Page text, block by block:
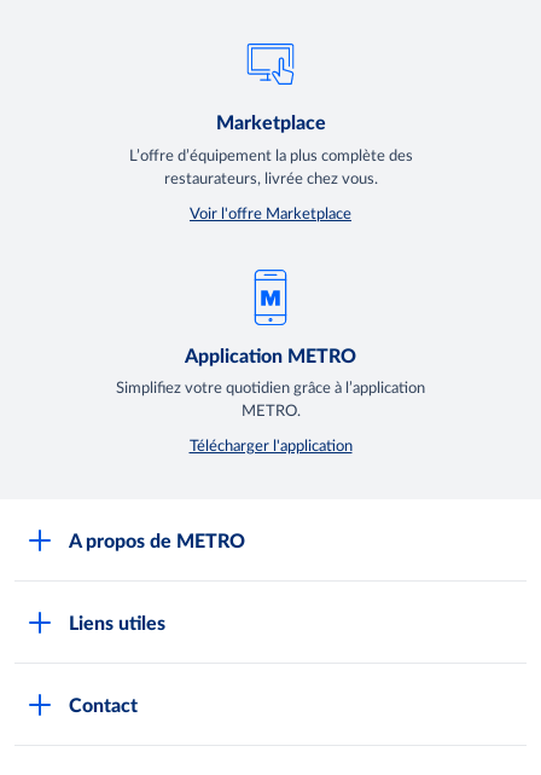
Marketplace
L’offre d’équipement la plus complète des
restaurateurs, livrée chez vous.
Voir l'offre Marketplace
Application METRO
Simplifiez votre quotidien grâce à l’application
METRO.
Télécharger l'application
A propos de METRO
Liens utiles
Contact